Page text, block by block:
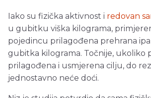
Iako su fizička aktivnost i redovan
u gubitku viška kilograma,
pojedincu prilagođena prehrana
gubitka kilograma. Točnije, ukoliko
prilagođena i usmjerena cilju, do
jednostavno neće doći.